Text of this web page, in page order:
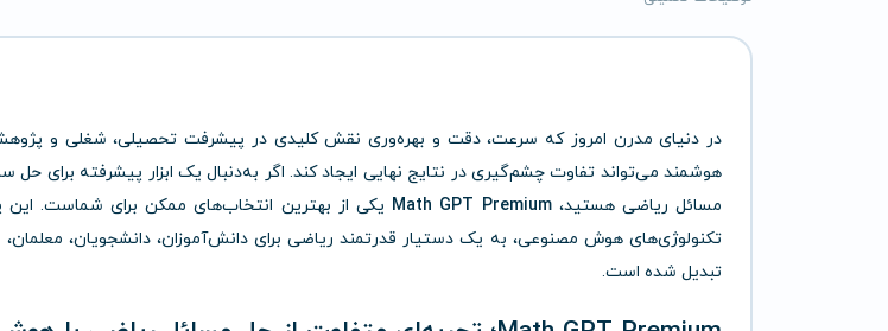
در دنیای مدرن امروز که سرعت، دقت و بهره‌وری نقش کلیدی در پیشرفت تحصیلی، شغلی و پژوهشی
هوشمند می‌تواند تفاوت چشم‌گیری در نتایج نهایی ایجاد کند. اگر به‌دنبال یک ابزار پیشرفته برای حل
مسائل ریاضی هستید،Math GPT Premium یکی از بهترین انتخاب‌های ممکن برای شماست. این
تکنولوژی‌های هوش مصنوعی، به یک دستیار قدرتمند ریاضی برای دانش‌آموزان، دانشجویان،
تبدیل شده است.